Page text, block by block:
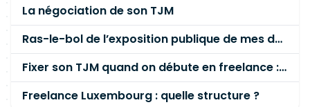
La négociation de son TJM
Ras-le-bol de l’exposition publique de mes données personnelles liées à mon entreprise
Fixer son TJM quand on débute en freelance : la méthode mathématique (et pas au feeling) 🛑
Freelance Luxembourg : quelle structure ?